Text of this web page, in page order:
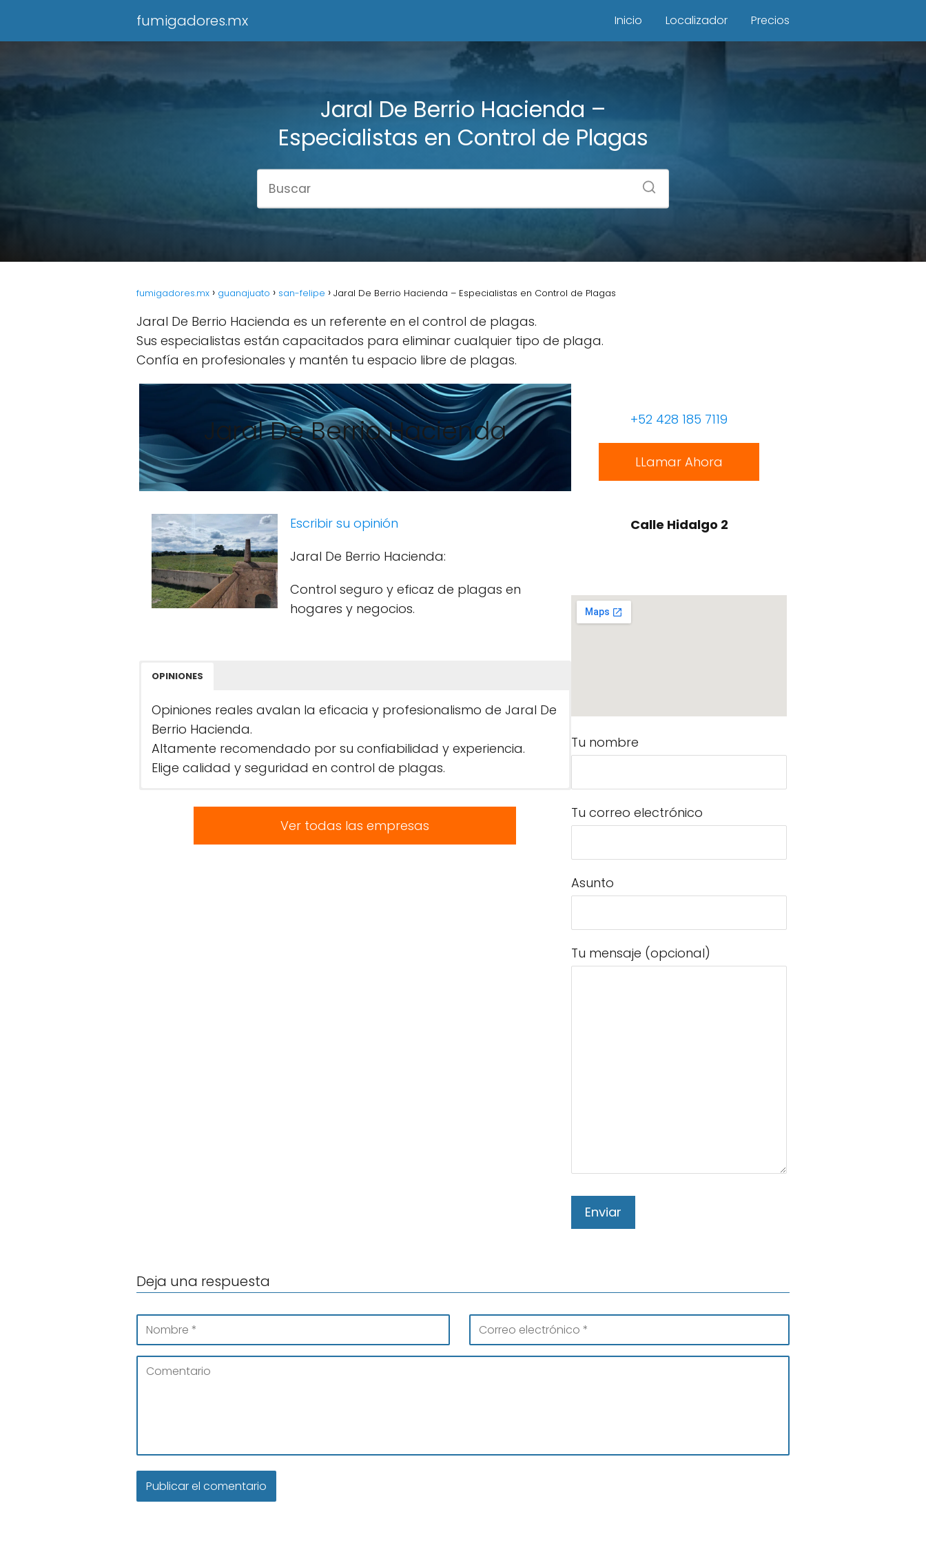
fumigadores.mx Inicio Localizador Precios
Jaral De Berrio Hacienda –
Especialistas en Control de Plagas
fumigadores.mx guanajuato san-felipe Jaral De Berrio Hacienda – Especialistas en Control de Plagas
Jaral De Berrio Hacienda es un referente en el control de plagas.
Sus especialistas están capacitados para eliminar cualquier tipo de plaga.
Confía en profesionales y mantén tu espacio libre de plagas.
Jaral De Berrio Hacienda
Escribir su opinión
Jaral De Berrio Hacienda:
Control seguro y eficaz de plagas en
hogares y negocios.
OPINIONES
Opiniones reales avalan la eficacia y profesionalismo de Jaral De
Berrio Hacienda.
Altamente recomendado por su confiabilidad y experiencia.
Elige calidad y seguridad en control de plagas.
Ver todas las empresas
+52 428 185 7119
LLamar Ahora
Calle Hidalgo 2
Tu nombre
Tu correo electrónico
Asunto
Tu mensaje (opcional)
Deja una respuesta